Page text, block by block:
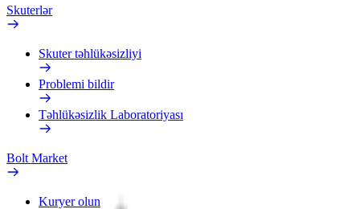
Skuterlər
Skuter təhlükəsizliyi
Problemi bildir
Təhlükəsizlik Laboratoriyası
Bolt Market
Kuryer olun